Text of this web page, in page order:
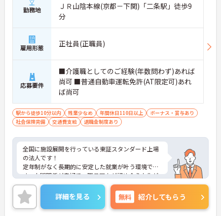
勤務地
ＪＲ山陰本線(京都－下関)「二条駅」徒歩9
分
雇用形態 正社員(正職員)
応募要件
■介護職としてのご経験(年数問わず)あれば
尚可 ■普通自動車運転免許(AT限定可)あれ
ば尚可
駅から徒歩10分以内 残業少なめ 年間休日110日以上
ボーナス・賞与あり
社会保険完備
交通費支給 退職金制度あり
全国に施設展開を行っている東証スタンダード上場
の法人です！
定年制がなく長期的に安定した就業が叶う環境で
す。人間関係が良好で、職員同士が認め合う文化が
根付いています。
ご興味のある方には、面接対策ポイントなど、さら
に詳細をご案内しますのでお気軽にご相談くださ
い！
詳細を見る 無料 紹介してもらう